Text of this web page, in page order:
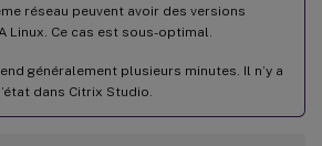
réseau peuvent avoir des versions
Linux. Ce cas est sous-optimal.
généralement plusieurs minutes. Il n’y a
dans Citrix Studio.